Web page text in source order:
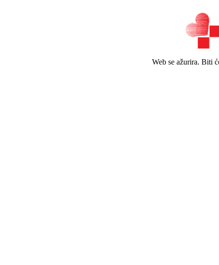
Web se ažurira. Biti